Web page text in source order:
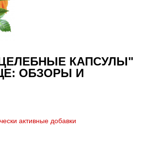
КАПСУЛЫ"
ОБЗОРЫ И
активные добавки